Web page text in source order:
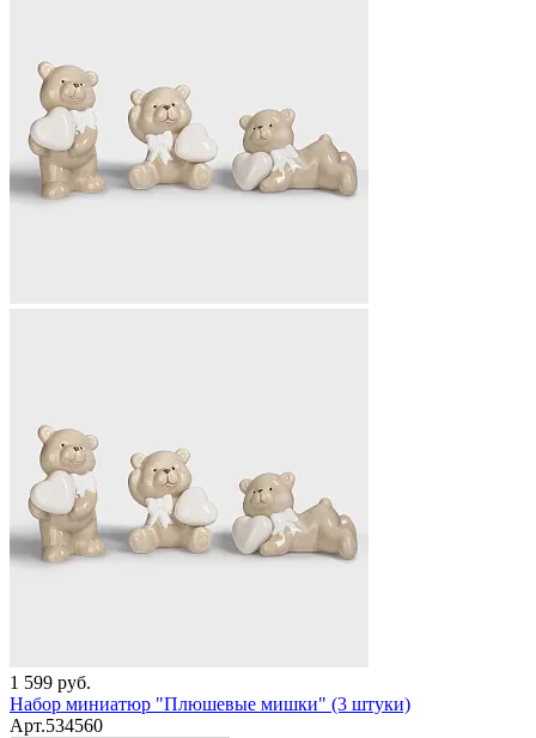
1 599 руб.
Набор миниатюр "Плюшевые мишки" (3 штуки)
Арт.534560